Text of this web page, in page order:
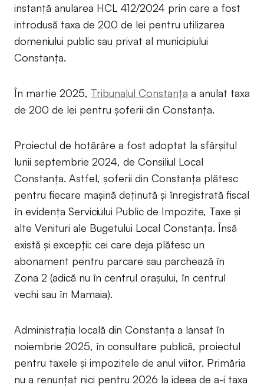
instanță anularea HCL 412/2024 prin care a fost
introdusă taxa de 200 de lei pentru utilizarea
domeniului public sau privat al municipiului
Constanța.
În martie 2025, Tribunalul Constanța a anulat taxa
de 200 de lei pentru șoferii din Constanța.
Proiectul de hotărâre a fost adoptat la sfârșitul
lunii septembrie 2024, de Consiliul Local
Constanța. Astfel, șoferii din Constanța plătesc
pentru fiecare mașină deținută și înregistrată fiscal
în evidența Serviciului Public de Impozite, Taxe și
alte Venituri ale Bugetului Local Constanța. Însă
există și excepții: cei care deja plătesc un
abonament pentru parcare sau parchează în
Zona 2 (adică nu în centrul orașului, în centrul
vechi sau în Mamaia).
Administrația locală din Constanța a lansat în
noiembrie 2025, în consultare publică, proiectul
pentru taxele și impozitele de anul viitor. Primăria
nu a renunțat nici pentru 2026 la ideea de a-i taxa